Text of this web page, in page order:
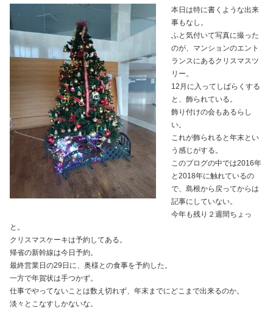
本日は特に書くような出来
事もなし。
ふと気付いて写真に撮った
のが、マンションのエント
ランスにあるクリスマスツ
リー。
12月に入ってしばらくする
と、飾られている。
飾り付けの会もあるらし
い。
これが飾られると年末とい
う感じがする。
このブログの中では2016年
と2018年に触れているの
で、島根から戻ってからは
記事にしていない。
今年も残り２週間ちょっ
と。
クリスマスケーキは予約してある。
帰省の新幹線は今日予約。
最終営業日の29日に、奥様との食事を予約した。
一方で年賀状は手つかず。
仕事でやってないことは数え切れず、年末までにどこまで出来るのか。
淡々とこなすしかないな。